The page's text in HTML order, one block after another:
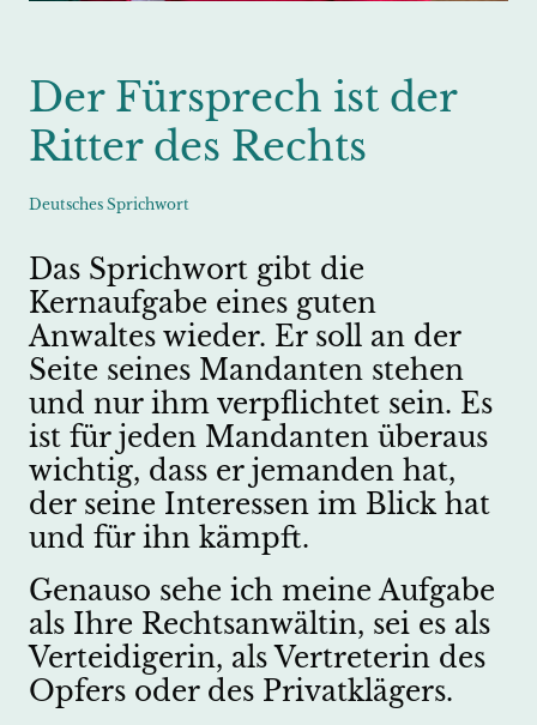
Der Fürsprech ist der
Ritter des Rechts
Deutsches Sprichwort
Das Sprichwort gibt die
Kernaufgabe eines guten
Anwaltes wieder. Er soll an der
Seite seines Mandanten stehen
und nur ihm verpflichtet sein. Es
ist für jeden Mandanten überaus
wichtig, dass er jemanden hat,
der seine Interessen im Blick hat
und für ihn kämpft.
Genauso sehe ich meine Aufgabe
als Ihre Rechtsanwältin, sei es als
Verteidigerin, als Vertreterin des
Opfers oder des Privatklägers.